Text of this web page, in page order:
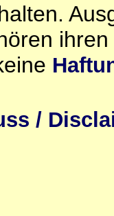
/